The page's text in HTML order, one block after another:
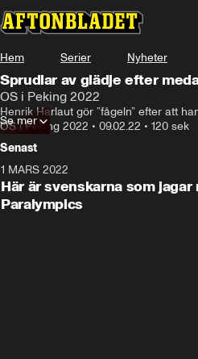
Hem Serier Nyheter
Sprudlar av glädje efter
OS i Peking 2022
Henrik Harlaut gör ”fågeln” efter att
OS i Peking 2022 • 09.02.22 • 120 sek
Se mer
Senast
1 MARS 2022
Här är svenskarna som jagar
Paralympics